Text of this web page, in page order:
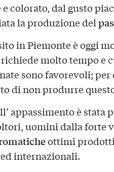
colorato, dal gusto
la produzione del
in Piemonte è oggi
molto tempo e
sono favorevoli;
di non produrre
appassimento è stata
uomini dalla forte
ottimi
internazionali.